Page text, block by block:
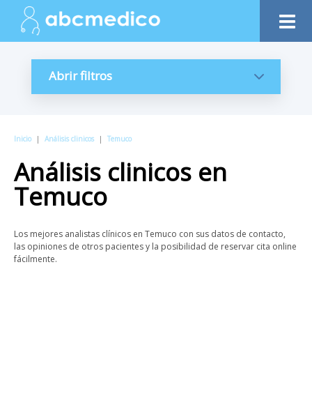
Abrir filtros
Inicio | Análisis clinicos | Temuco
Análisis clinicos en
Temuco
Los mejores analistas clínicos en Temuco con sus datos de contacto,
las opiniones de otros pacientes y la posibilidad de reservar cita online
fácilmente.